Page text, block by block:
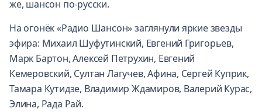
же, шансон по-русски.
На огонёк «Радио Шансон» заглянули яркие звезды
эфира: Михаил Шуфутинский, Евгений Григорьев,
Марк Бартон, Алексей Петрухин, Евгений
Кемеровский, Султан Лагучев, Афина, Сергей Куприк,
Тамара Кутидзе, Владимир Ждамиров, Валерий Курас,
Элина, Рада Рай.